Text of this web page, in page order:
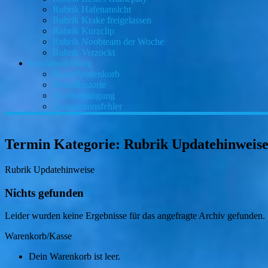
Rubrik Hafenansicht
Rubrik Krake freigelassen
Rubrik Kurzclip
Rubrik Noobteam der Woche
Rubrik Verzockt
Kaufabwicklung
Kasse/Warenkorb
Bestellhistorie
Kaufbestätigung
Transaktionsfehler
Termin Kategorie: Rubrik Updatehinweise
Rubrik Updatehinweise
Nichts gefunden
Leider wurden keine Ergebnisse für das angefragte Archiv gefunden.
Warenkorb/Kasse
Dein Warenkorb ist leer.